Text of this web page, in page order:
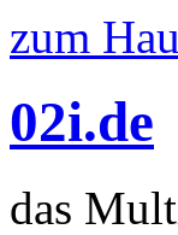
zum
02i.de
das